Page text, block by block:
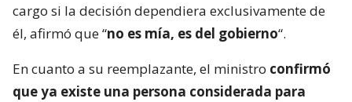
cargo si la decisión dependiera exclusivamente de
él, afirmó que “no es mía, es del gobierno“.
En cuanto a su reemplazante, el ministro confirmó
que ya existe una persona considerada para